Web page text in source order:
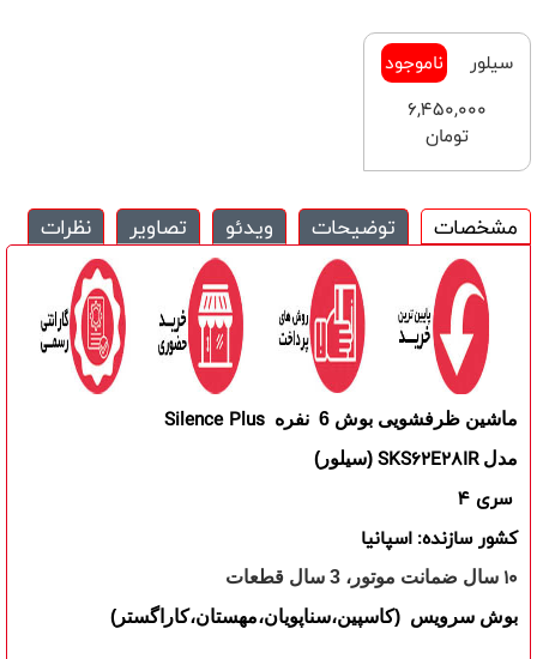
سیلور
ناموجود
6,450,000
تومان
مشخصات توضیحات ویدئو تصاویر نظرات
ماشین ظرفشویی بوش 6 نفره Silence Plus
مدلSKS62E28IR (سیلور)
سری 4
کشور سازنده:اسپانیا
10 سال ضمانت موتور، 3 سال قطعات
بوش سرویس (کاسپین،سناپویان،مهستان،کاراگستر)